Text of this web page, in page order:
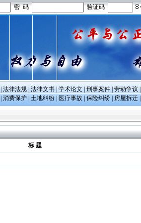
密 码 验证码
法律法规| 法律文书| 学术论文 刑事案件| 劳动争议
消费保护| 土地纠纷| 医疗事故| 保险纠纷| 房屋拆迁
标 题